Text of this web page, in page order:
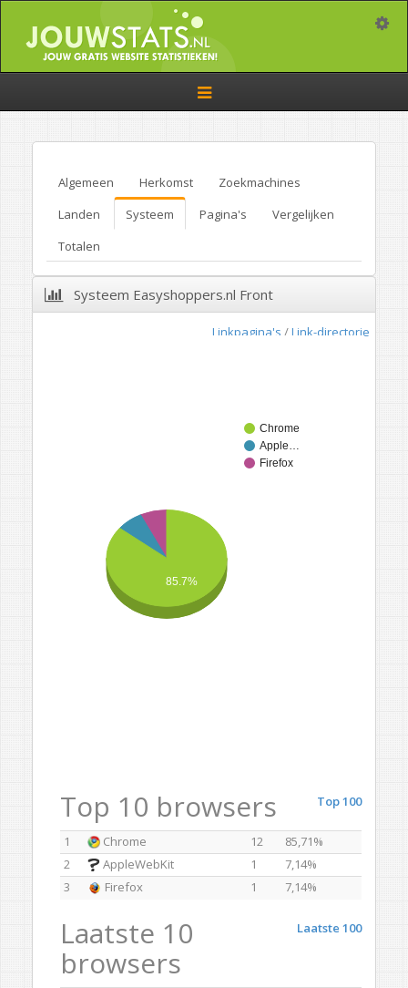
Toggle
navigation
Algemeen Herkomst
Zoekmachines
Landen
Systeem Pagina's
Vergelijken
Totalen
Systeem Easyshoppers.nl Front
Linkpagina's /Link-directorie
Chrome
Apple…
Firefox
85.7%
Top 100
Top 10 browsers
1 Chrome 12
85,71%
2
AppleWebKit 1
7,14%
3
Firefox 1 7,14%
Laatste 100
Laatste 10
browsers